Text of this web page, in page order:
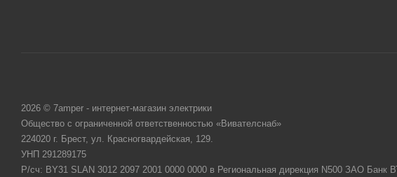
2026 © 7amper - интернет-магазин электрики
Общество с ограниченной ответственностью «Вивателснаб»
224020 г. Брест, ул. Красногвардейская, 129.
УНП 291289175
Р/сч: BY31 SLAN 3012 2097 2001 0000 0000 в Региональная дирекция N500 ЗАО